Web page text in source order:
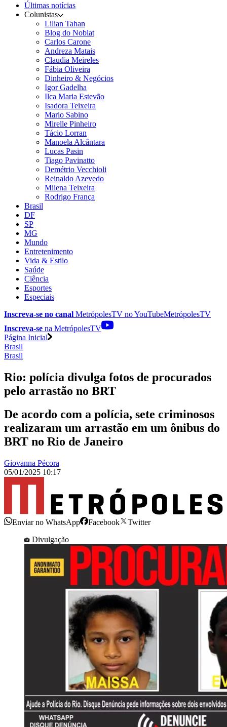
Últimas notícias
Colunistas
Lilian Tahan
Blog do Noblat
Carlos Carone
Andreza Matais
Claudia Meireles
Fábia Oliveira
Dinheiro & Negócios
Igor Gadelha
Ilca Maria Estevão
Isadora Teixeira
Mario Sabino
Mirelle Pinheiro
Tácio Lorran
Manoela Alcântara
Lucas Pasin
Tiago Pavinatto
Demétrio Vecchioli
Reinaldo Azevedo
Milena Teixeira
Rodrigo França
Brasil
DF
SP
MG
Mundo
Entretenimento
Vida & Estilo
Saúde
Ciência
Esportes
Especiais
Inscreva-se no canal MetrópolesTV noYouTubeMetrópolesTV
Inscreva-se na MetrópolesTV
Página Inicial
Brasil
Brasil
Rio: polícia divulga fotos de procurados
pelo arrastão no BRT
De acordo com a polícia, sete criminosos
realizaram um arrastão em um ônibus do
BRT no Rio de Janeiro
Giovanna Pécora
05/01/2025 10:17
Enviar no WhatsApp Facebook
Twitter
Divulgação